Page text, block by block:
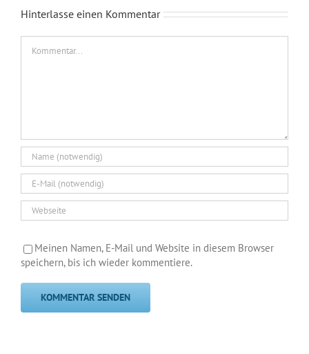
Hinterlasse einen Kommentar
Meinen Namen, E-Mail und Website in diesem Browser
speichern, bis ich wieder kommentiere.